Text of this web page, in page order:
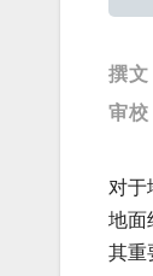
撰
审
对于
地面
其重